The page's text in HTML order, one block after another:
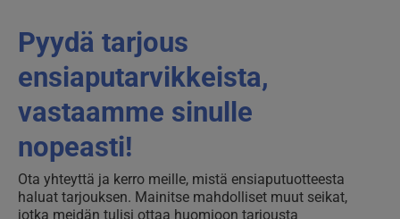
Pyydä tarjous
ensiaputarvikkeista,
vastaamme sinulle
nopeasti!
Ota yhteyttä ja kerro meille, mistä ensiaputuotteesta
haluat tarjouksen. Mainitse mahdolliset muut seikat,
jotka meidän tulisi ottaa huomioon tarjousta